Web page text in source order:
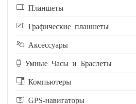
Планшеты
Графические планшеты
Аксессуары
Умные Часы и Браслеты
Компьютеры
GPS-навигаторы